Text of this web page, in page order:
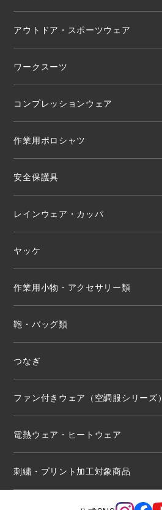
アウトドア・スポーツウェア
ワークスーツ
コンプレッションウェア
作業用ポロシャツ
安全保護具
レインウェア・カッパ
ヤッケ
作業用小物・アクセサリー類
鞄・バッグ類
つなぎ
ファン付きウェア（空調服シリーズ）
電熱ウェア・ヒートウェア
刺繍・プリント加工対象商品